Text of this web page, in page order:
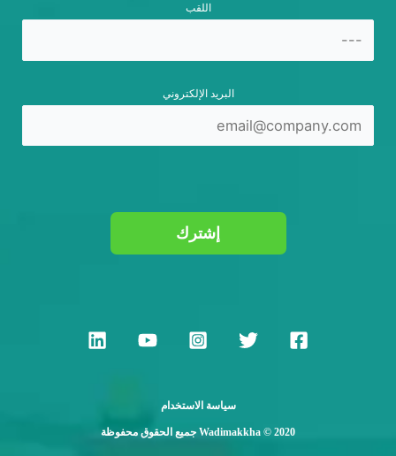
اللقب
البريد الإلكتروني
إشترك
سياسة الاستخدام
جميع الحقوق محفوظة Wadimakkha © 2020